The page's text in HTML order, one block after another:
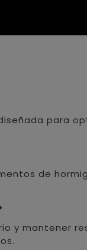
para
de
y mantener